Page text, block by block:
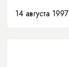
14 августа